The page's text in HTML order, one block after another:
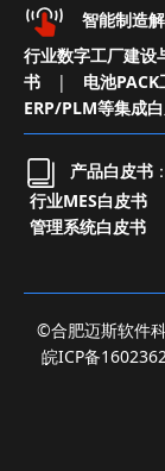
智能制造
行业数字工厂建设
书
| 电池
ERP/PLM等集成
产品白皮书 ：
行业MES白皮书
管理系统白皮书
©合肥迈斯软件
皖ICP备